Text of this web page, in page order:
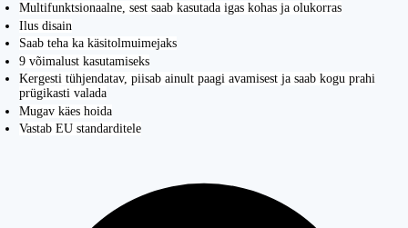
Multifunktsionaalne, sest saab kasutada igas kohas ja olukorras
Ilus disain
Saab teha ka käsitolmuimejaks
9 võimalust kasutamiseks
Kergesti tühjendatav, piisab ainult paagi avamisest ja saab kogu prahi
prügikasti valada
Mugav käes hoida
Vastab EU standarditele